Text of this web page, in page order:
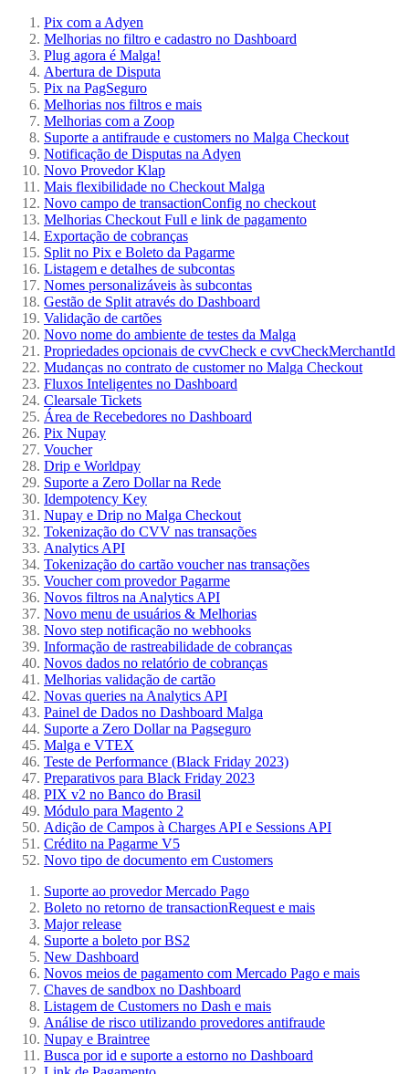
Pix com a Adyen
Melhorias no filtro e cadastro no Dashboard
Plug agora é Malga!
Abertura de Disputa
Pix na PagSeguro
Melhorias nos filtros e mais
Melhorias com a Zoop
Suporte a antifraude e customers no Malga Checkout
Notificação de Disputas na Adyen
Novo Provedor Klap
Mais flexibilidade no Checkout Malga
Novo campo de transactionConfig no checkout
Melhorias Checkout Full e link de pagamento
Exportação de cobranças
Split no Pix e Boleto da Pagarme
Listagem e detalhes de subcontas
Nomes personalizáveis às subcontas
Gestão de Split através do Dashboard
Validação de cartões
Novo nome do ambiente de testes da Malga
Propriedades opcionais de cvvCheck e cvvCheckMerchantId
Mudanças no contrato de customer no Malga Checkout
Fluxos Inteligentes no Dashboard
Clearsale Tickets
Área de Recebedores no Dashboard
Pix Nupay
Voucher
Drip e Worldpay
Suporte a Zero Dollar na Rede
Idempotency Key
Nupay e Drip no Malga Checkout
Tokenização do CVV nas transações
Analytics API
Tokenização do cartão voucher nas transações
Voucher com provedor Pagarme
Novos filtros na Analytics API
Novo menu de usuários & Melhorias
Novo step notificação no webhooks
Informação de rastreabilidade de cobranças
Novos dados no relatório de cobranças
Melhorias validação de cartão
Novas queries na Analytics API
Painel de Dados no Dashboard Malga
Suporte a Zero Dollar na Pagseguro
Malga e VTEX
Teste de Performance (Black Friday 2023)
Preparativos para Black Friday 2023
PIX v2 no Banco do Brasil
Módulo para Magento 2
Adição de Campos à Charges API e Sessions API
Crédito na Pagarme V5
Novo tipo de documento em Customers
Suporte ao provedor Mercado Pago
Boleto no retorno de transactionRequest e mais
Major release
Suporte a boleto por BS2
New Dashboard
Novos meios de pagamento com Mercado Pago e mais
Chaves de sandbox no Dashboard
Listagem de Customers no Dash e mais
Análise de risco utilizando provedores antifraude
Nupay e Braintree
Busca por id e suporte a estorno no Dashboard